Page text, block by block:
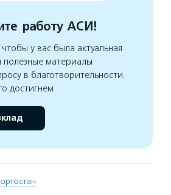
работу АСИ!
у вас была актуальная
материалы
в благотворительности.
достигнем